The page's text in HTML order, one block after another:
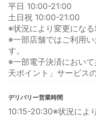
平日 10:00-21:00
土日祝 10:00-21:00
※状況により変更になる
※一部店舗ではご利用
す。
※一部電子決済におい
天ポイント」サービス
デリバリー営業時間
10:15-20:30※状況によ